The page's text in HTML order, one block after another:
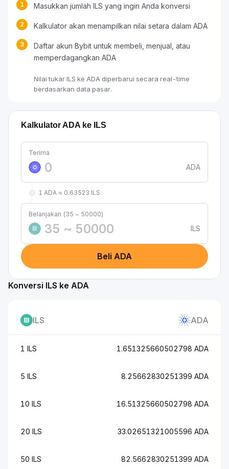
1 Masukkan jumlah ILS yang ingin Anda konversi
2 Kalkulator akan menampilkan nilai setara dalam ADA
3
Daftar akun Bybit untuk membeli, menjual, atau
memperdagangkan ADA
Nilai tukar ILS ke ADA diperbarui secara real-time
berdasarkan data pasar.
Kalkulator ADA ke ILS
Terima
ADA
1 ADA ≈ 0.63523 ILS
Belanjakan (35 ~ 50000)
₪
ILS
Beli ADA
Konversi ILS ke ADA
ILS ADA
1 ILS 1.651325660502798 ADA
5 ILS 8.25662830251399 ADA
10 ILS 16.51325660502798 ADA
20 ILS 33.02651321005596 ADA
50 ILS 82.5662830251399 ADA